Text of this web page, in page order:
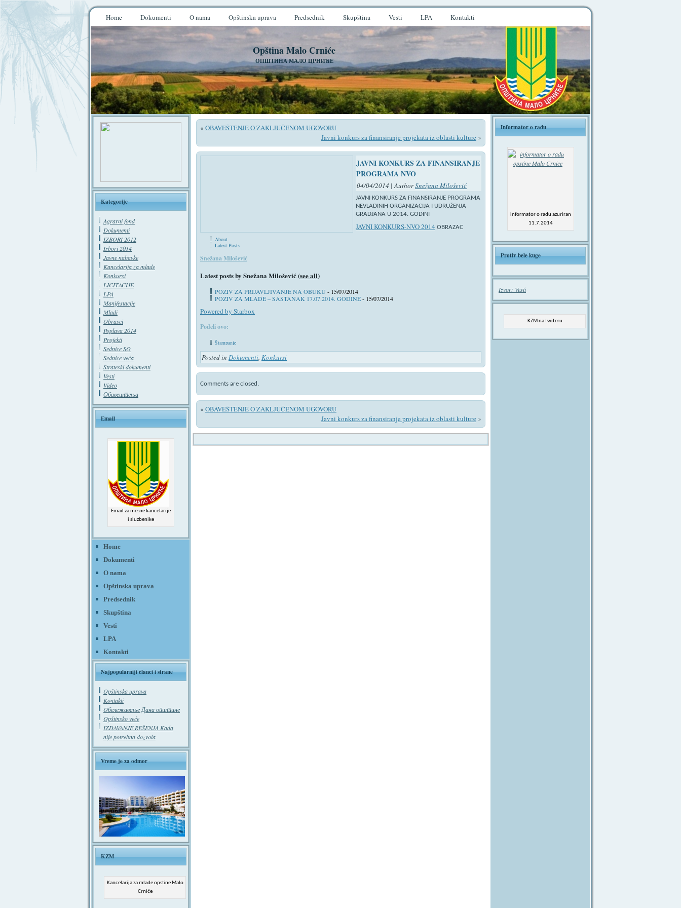
Home Dokumenti O nama Opštinska uprava Predsednik Skupština Vesti LPA Kontakti
Opština Malo Crniće
ОПШТИНА МАЛО ЦРНИЋЕ
Kategorije
Agrarni fond
Dokumenti
IZBORI 2012
Izbori 2014
Javne nabavke
Kancelarija za mlade
Konkursi
LICITACIJE
LPA
Manifestacije
Mladi
Obrasci
Poplava 2014
Projekti
Sednice SO
Sednice veća
Strateski dokumenti
Vesti
Video
Обавештења
Email
Email za mesne kancelarije
i sluzbenike
Home
Dokumenti
O nama
Opštinska uprava
Predsednik
Skupština
Vesti
LPA
Kontakti
Najpopularniji članci i strane
Opštinska uprava
Kontakti
Oбележавање Дана општине
Opštinsko veće
IZDAVANJE REŠENJA Kada
nije potrebna dozvola
Vreme je za odmor
KZM
Kancelarija za mlade opstine Malo
Crniće
« OBAVEŠTENJE O ZAKLJUČENOM UGOVORU
Javni konkurs za finansiranje projekata iz oblasti kulture »
JAVNI KONKURS ZA FINANSIRANJE
PROGRAMA NVO
04/04/2014 | AuthorSnežana Milošević
JAVNI KONKURS ZA FINANSIRANJE PROGRAMA
NEVLADINIH ORGANIZACIJA I UDRUŽENJA
GRADJANA U 2014. GODINI
JAVNI KONKURS-NVO 2014 OBRAZAC
About
Latest Posts
Snežana Milošević
Latest posts by Snežana Milošević(see all)
POZIV ZA PRIJAVLJIVANJE NA OBUKU - 15/07/2014
POZIV ZA MLADE – SASTANAK 17.07.2014. GODINE- 15/07/2014
Powered by Starbox
Podeli ovo:
Štampanje
Posted in Dokumenti, Konkursi
Comments are closed.
« OBAVEŠTENJE O ZAKLJUČENOM UGOVORU
Javni konkurs za finansiranje projekata iz oblasti kulture »
Informator o radu
informator o radu azuriran
11.7.2014
Protiv bele kuge
Izvor: Vesti
KZM na twiteru